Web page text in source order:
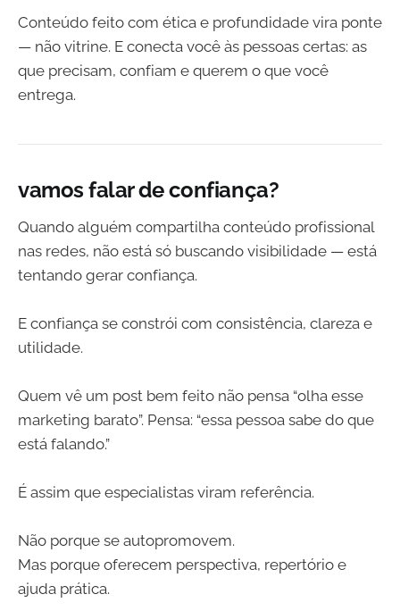
Conteúdo feito com ética e profundidade vira ponte
— não vitrine. E conecta você às pessoas certas: as
que precisam, confiam e querem o que você
entrega.
vamos falar de confiança?
Quando alguém compartilha conteúdo profissional
nas redes, não está só buscando visibilidade — está
tentando gerar confiança.
E confiança se constrói com consistência, clareza e
utilidade.
Quem vê um post bem feito não pensa “olha esse
marketing barato”. Pensa: “essa pessoa sabe do que
está falando.”
É assim que especialistas viram referência.
Não porque se autopromovem.
Mas porque oferecem perspectiva, repertório e
ajuda prática.